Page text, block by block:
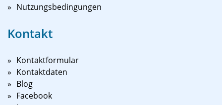
Nutzungsbedingungen
Kontakt
Kontaktformular
Kontaktdaten
Blog
Facebook